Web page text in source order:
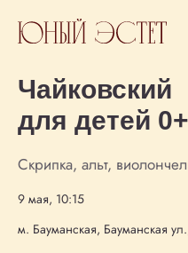
Концерт 0+
Чайковский
для детей 0+
Скрипка, альт,
9 мая, 10:15
м. Бауманская, Бауманская